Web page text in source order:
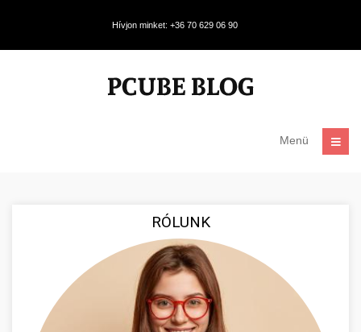
Hívjon minket: +36 70 629 06 90
Menü
RÓLUNK